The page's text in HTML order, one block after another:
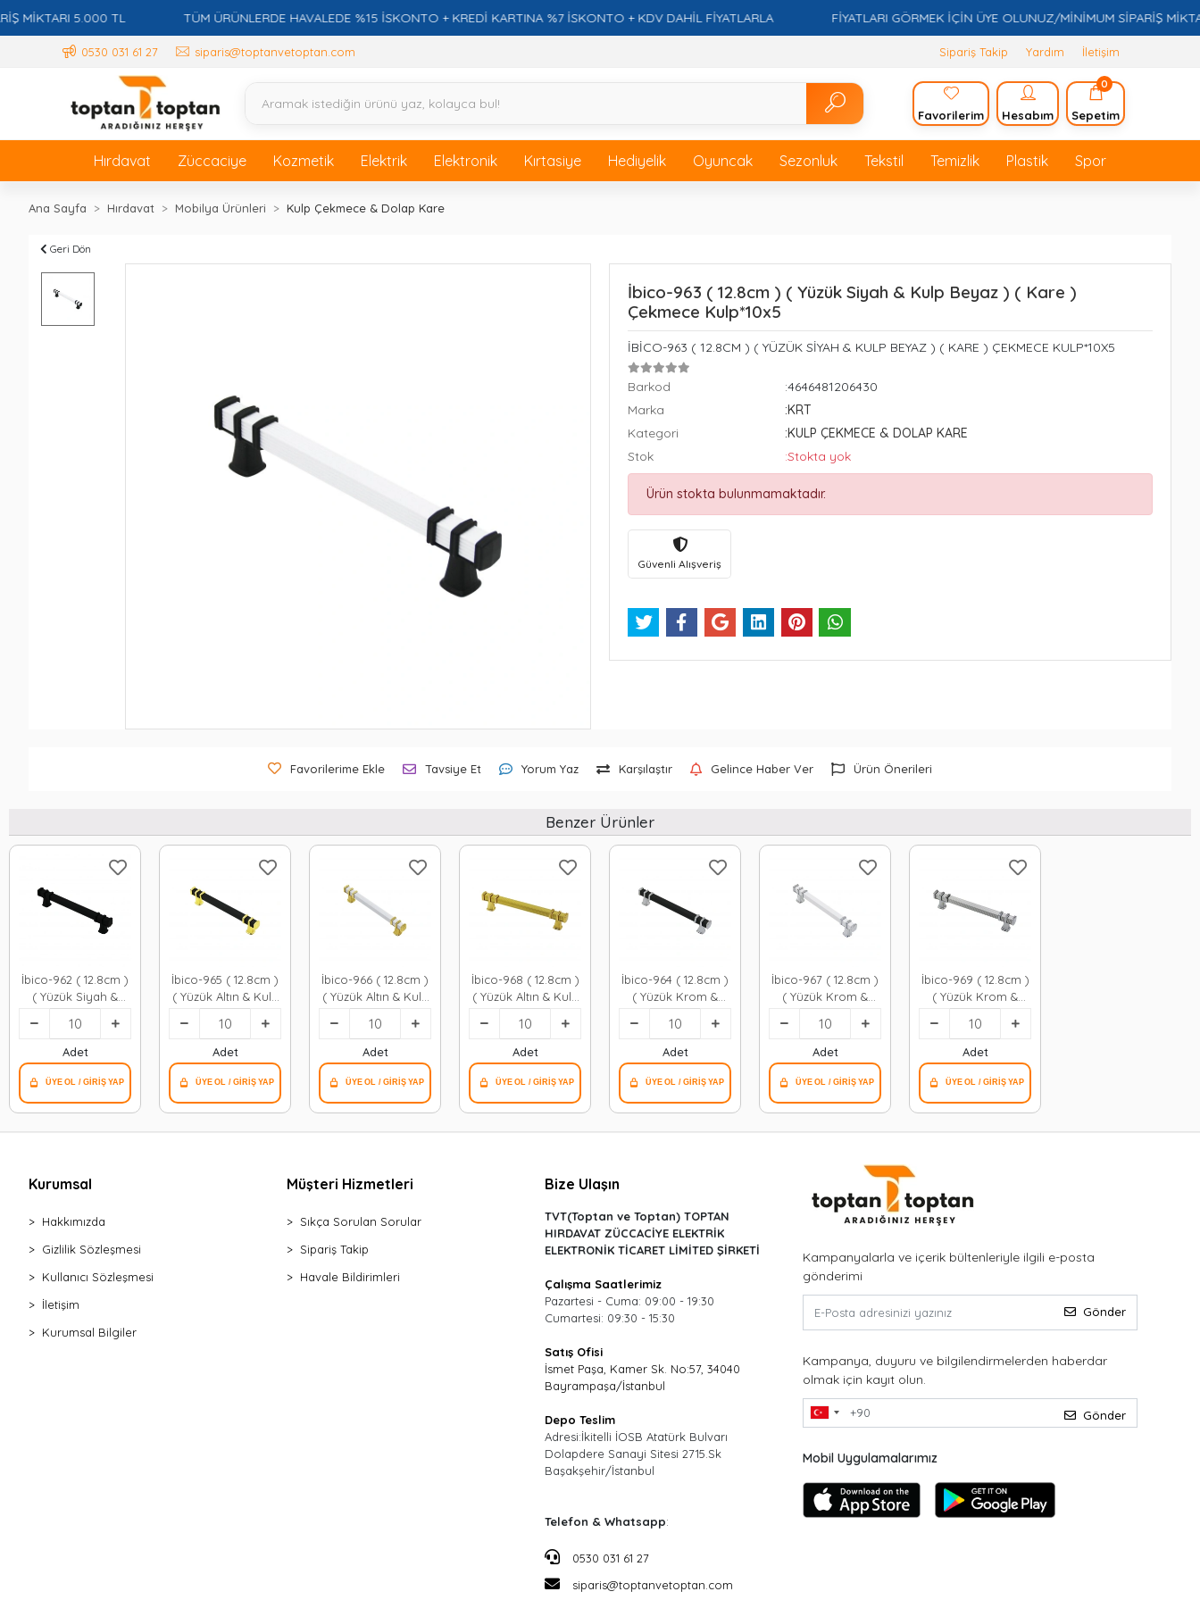
5.000 TL TÜM ÜRÜNLERDE HAVALEDE %15 İSKONTO + KREDİ KARTINA %7 İSKONTO + KDV DAHİL FİYATLARLA FİYATLARI GÖRMEK İÇİN ÜYE OLUNUZ/MİNİMUM SİPARİŞ MİKTARI
0530 031 61 27 siparis@toptanvetoptan.com Sipariş Takip Yardım İletişim
Favorilerim Hesabım
0
Sepetim
Hırdavat Züccaciye Kozmetik Elektrik Elektronik Kırtasiye Hediyelik Oyuncak Sezonluk Tekstil Temizlik Plastik Spor
Ana Sayfa Hırdavat Mobilya Ürünleri Kulp Çekmece & Dolap Kare
Geri Dön
İbico-963 ( 12.8cm ) ( Yüzük Siyah & Kulp Beyaz ) ( Kare )
Çekmece Kulp*10x5
İBİCO-963 ( 12.8CM ) ( YÜZÜK SİYAH & KULP BEYAZ ) ( KARE ) ÇEKMECE KULP*10X5
Barkod
:4646481206430
Marka
:KRT
Kategori
:KULP ÇEKMECE & DOLAP KARE
Stok
:Stokta yok
Ürün stokta bulunmamaktadır.
Güvenli Alışveriş
Favorilerime Ekle Tavsiye Et Yorum Yaz Karşılaştır Gelince Haber Ver Ürün Önerileri
Benzer Ürünler
İbico-962 ( 12.8cm )
( Yüzük Siyah &
Kulp Siyah ) ( Kare
) Çekmece
Kulp*10x5
Adet
İbico-965 ( 12.8cm )
( Yüzük Altın & Kulp
Siyah ) ( Kare )
Çekmece Kulp*10x5
Adet
İbico-966 ( 12.8cm )
( Yüzük Altın & Kulp
Beyaz ) ( Kare )
Çekmece Kulp*10x5
Adet
İbico-968 ( 12.8cm )
( Yüzük Altın & Kulp
Altın ) ( Kare )
Çekmece Kulp*10x5
Adet
İbico-964 ( 12.8cm )
( Yüzük Krom &
Kulp Siyah ) ( Kare
) Çekmece
Kulp*10x5
Adet
İbico-967 ( 12.8cm )
( Yüzük Krom &
Kulp Beyaz ) ( Kare
) Çekmece
Kulp*10x5
Adet
İbico-969 ( 12.8cm )
( Yüzük Krom &
Kulp Krom ) ( Kare
) Çekmece
Kulp*10x5
Adet
Kurumsal
Hakkımızda
Gizlilik Sözleşmesi
Kullanıcı Sözleşmesi
İletişim
Kurumsal Bilgiler
Müşteri Hizmetleri
Sıkça Sorulan Sorular
Sipariş Takip
Havale Bildirimleri
Bize Ulaşın
TVT(Toptan ve Toptan) TOPTAN
HIRDAVAT ZÜCCACİYE ELEKTRİK
ELEKTRONİK TİCARET LİMİTED ŞİRKETİ
Çalışma Saatlerimiz
Pazartesi - Cuma: 09:00 - 19:30
Cumartesi: 09:30 - 15:30
Satış Ofisi
İsmet Paşa, Kamer Sk. No:57, 34040
Bayrampaşa/İstanbul
Depo Teslim
Adresi:İkitelli İOSB Atatürk Bulvarı
Dolapdere Sanayi Sitesi 2715.Sk
Başakşehir/İstanbul
Telefon & Whatsapp:
0530 031 61 27
siparis@toptanvetoptan.com
Kampanyalarla ve içerik bültenleriyle ilgili e-posta
gönderimi
Gönder
Kampanya, duyuru ve bilgilendirmelerden haberdar
olmak için kayıt olun.
Gönder
Mobil Uygulamalarımız